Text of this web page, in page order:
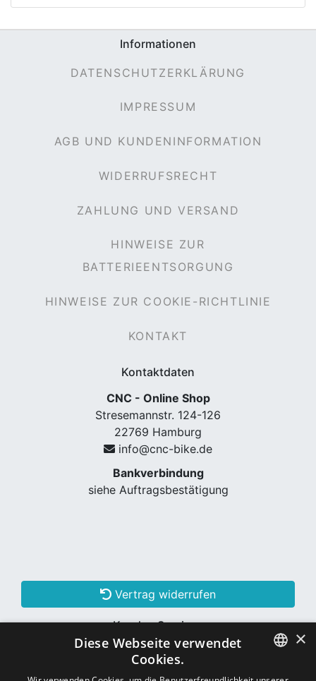
Informationen
DATENSCHUTZERKLÄRUNG
IMPRESSUM
AGB UND KUNDENINFORMATION
WIDERRUFSRECHT
ZAHLUNG UND VERSAND
HINWEISE ZUR
BATTERIEENTSORGUNG
HINWEISE ZUR COOKIE-RICHTLINIE
KONTAKT
Kontaktdaten
CNC - Online Shop
Stresemannstr. 124-126
22769 Hamburg
info@cnc-bike.de
Bankverbindung
siehe Auftragsbestätigung
Vertrag widerrufen
Kunden Services
Konto erstellen
GERMAN
×
Diese Webseite verwendet
Cookies.